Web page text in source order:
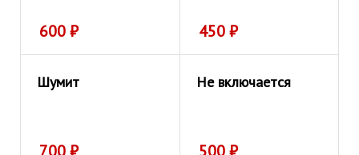
600₽ 450₽
Шумит Не включается